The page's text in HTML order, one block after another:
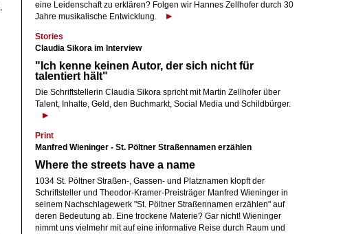
eine Leidenschaft zu erklären? Folgen wir Hannes Zellhofer durch 30
Jahre musikalische Entwicklung.
Stories
Claudia Sikora im Interview
"Ich kenne keinen Autor, der sich nicht für
talentiert hält"
Die Schriftstellerin Claudia Sikora spricht mit Martin Zellhofer über
Talent, Inhalte, Geld, den Buchmarkt, Social Media und Schildbürger.
Print
Manfred Wieninger - St. Pöltner Straßennamen erzählen
Where the streets have a name
1034 St. Pöltner Straßen-, Gassen- und Platznamen klopft der
Schriftsteller und Theodor-Kramer-Preisträger Manfred Wieninger in
seinem Nachschlagewerk "St. Pöltner Straßennamen erzählen" auf
deren Bedeutung ab. Eine trockene Materie? Gar nicht! Wieninger
nimmt uns vielmehr mit auf eine informative Reise durch Raum und